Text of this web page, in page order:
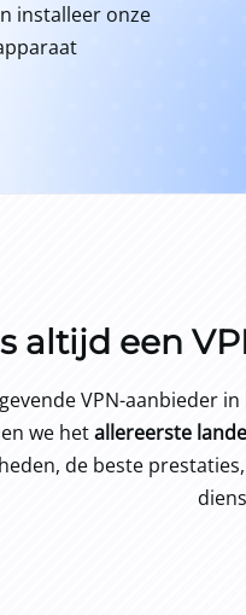
installeer onze
altijd een
VPN-aanbieder
we hetallereerste
de beste